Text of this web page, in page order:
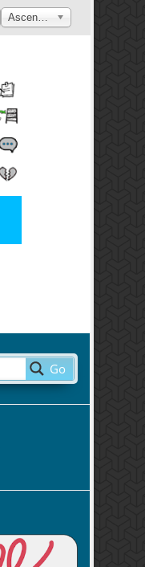
Go